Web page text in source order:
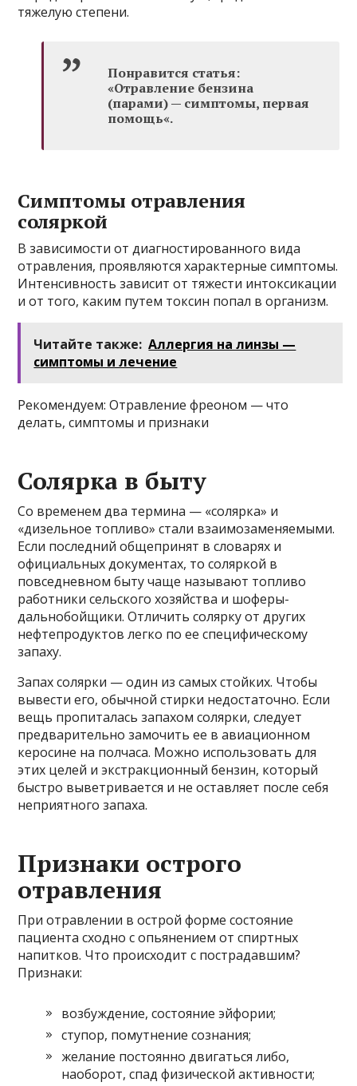
тяжелую степени.
Понравится статья:
«Отравление бензина
(парами) — симптомы, первая
помощь«.
Симптомы отравления
соляркой
В зависимости от диагностированного вида
отравления, проявляются характерные симптомы.
Интенсивность зависит от тяжести интоксикации
и от того, каким путем токсин попал в организм.
Читайте также: Аллергия на линзы —
симптомы и лечение
Рекомендуем: Отравление фреоном — что
делать, симптомы и признаки
Солярка в быту
Со временем два термина — «солярка» и
«дизельное топливо» стали взаимозаменяемыми.
Если последний общепринят в словарях и
официальных документах, то соляркой в
повседневном быту чаще называют топливо
работники сельского хозяйства и шоферы-
дальнобойщики. Отличить солярку от других
нефтепродуктов легко по ее специфическому
запаху.
Запах солярки — один из самых стойких. Чтобы
вывести его, обычной стирки недостаточно. Если
вещь пропиталась запахом солярки, следует
предварительно замочить ее в авиационном
керосине на полчаса. Можно использовать для
этих целей и экстракционный бензин, который
быстро выветривается и не оставляет после себя
неприятного запаха.
Признаки острого
отравления
При отравлении в острой форме состояние
пациента сходно с опьянением от спиртных
напитков. Что происходит с пострадавшим?
Признаки:
возбуждение, состояние эйфории;
ступор, помутнение сознания;
желание постоянно двигаться либо,
наоборот, спад физической активности;